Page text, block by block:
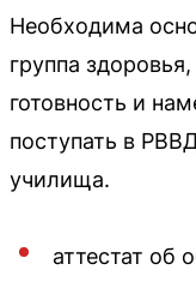
Необходима
группа
готовность и
поступать в
училища.
аттестат об